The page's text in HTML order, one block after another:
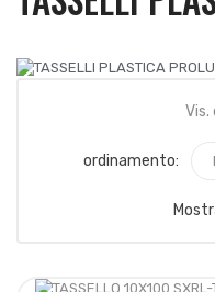
Vis.
ordinamento: